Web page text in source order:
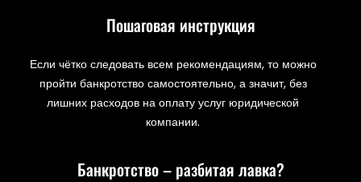
Пошаговая инструкция
Если чётко следовать всем рекомендациям, то можно
пройти банкротство самостоятельно, а значит, без
лишних расходов на оплату услуг юридической
компании.
Банкротство – разбитая лавка?